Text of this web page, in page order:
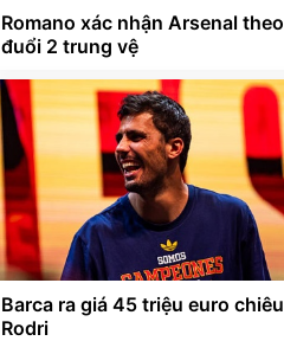
Romano xác nhận Arsenal theo
đuổi 2 trung vệ
Barca ra giá 45 triệu euro
Rodri